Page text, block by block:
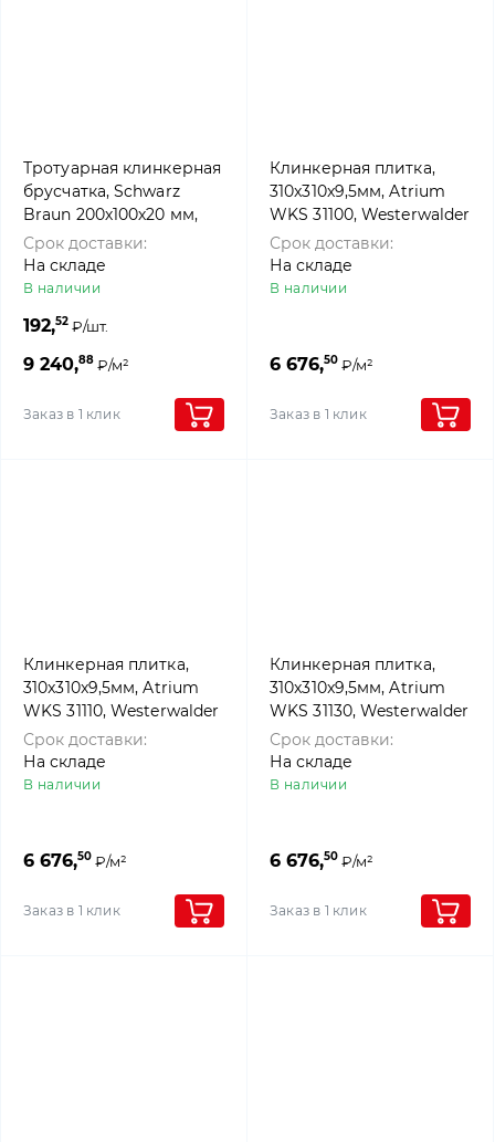
Тротуарная клинкерная
брусчатка, Schwarz
Braun 200х100х20 мм,
ABC Klinkergruppe Brick
Срок доставки:
На складе
В наличии
192,52 ₽/шт.
9 240,88 ₽/м²
Заказ в 1 клик
Клинкерная плитка,
310x310x9,5мм, Atrium
WKS 31100, Westerwalder
klinker
Срок доставки:
На складе
В наличии
6 676,50 ₽/м²
Заказ в 1 клик
Клинкерная плитка,
310x310x9,5мм, Atrium
WKS 31110, Westerwalder
klinker
Срок доставки:
На складе
В наличии
6 676,50 ₽/м²
Заказ в 1 клик
Клинкерная плитка,
310x310x9,5мм, Atrium
WKS 31130, Westerwalder
klinker
Срок доставки:
На складе
В наличии
6 676,50 ₽/м²
Заказ в 1 клик